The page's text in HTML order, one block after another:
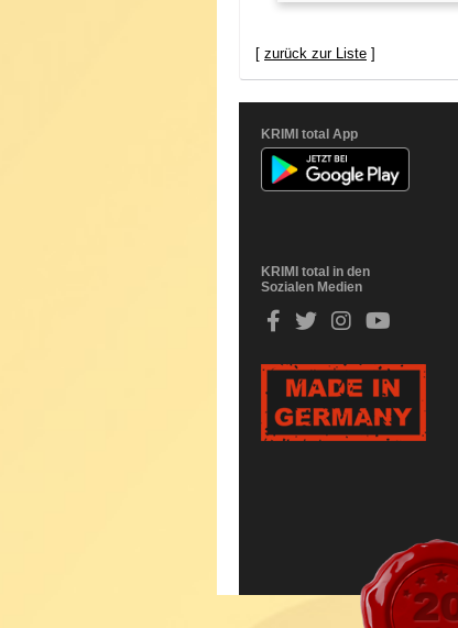
[ zurück zur Liste ]
KRIMI total App
KRIMI total in den
Sozialen Medien